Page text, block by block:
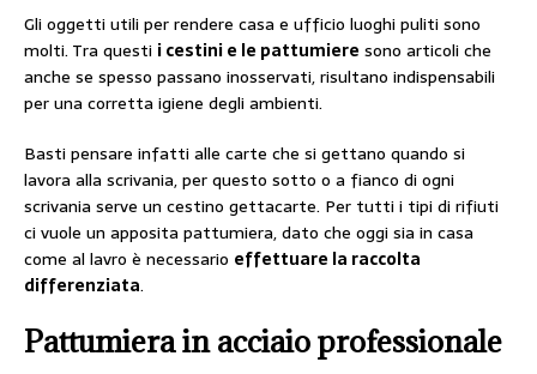
Gli oggetti utili per rendere casa e ufficio luoghi puliti sono
molti. Tra questi i cestini e le pattumiere sono articoli che
anche se spesso passano inosservati, risultano indispensabili
per una corretta igiene degli ambienti.
Basti pensare infatti alle carte che si gettano quando si
lavora alla scrivania, per questo sotto o a fianco di ogni
scrivania serve un cestino gettacarte. Per tutti i tipi di rifiuti
ci vuole un apposita pattumiera, dato che oggi sia in casa
come al lavro è necessario effettuare la raccolta
differenziata.
Pattumiera in acciaio professionale